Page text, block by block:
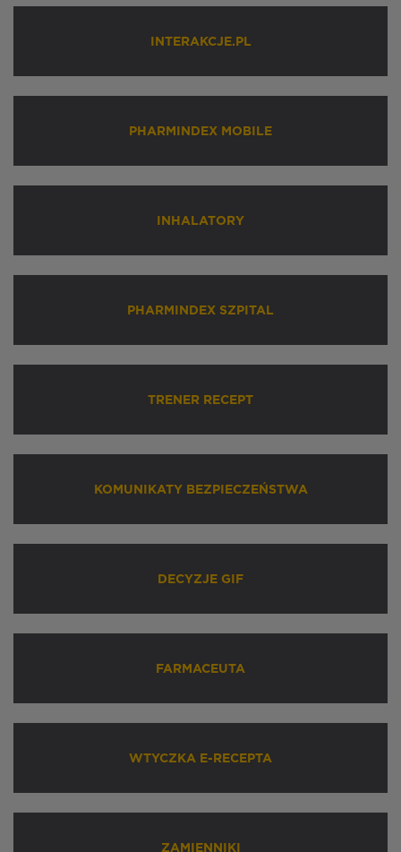
INTERAKCJE.PL
PHARMINDEX MOBILE
INHALATORY
PHARMINDEX SZPITAL
TRENER RECEPT
KOMUNIKATY BEZPIECZEŃSTWA
DECYZJE GIF
FARMACEUTA
WTYCZKA E-RECEPTA
ZAMIENNIKI